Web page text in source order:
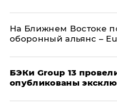
На Ближнем Востоке
оборонный альянс –
​БЭКи Group 13
опубликованы